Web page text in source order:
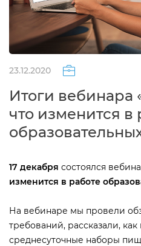
23.12.2020
Итоги вебинара
что изменится в
17 декабря состоялся
изменится в работе
На вебинаре мы провели
требований, рассказали,
среднесуточные наборы